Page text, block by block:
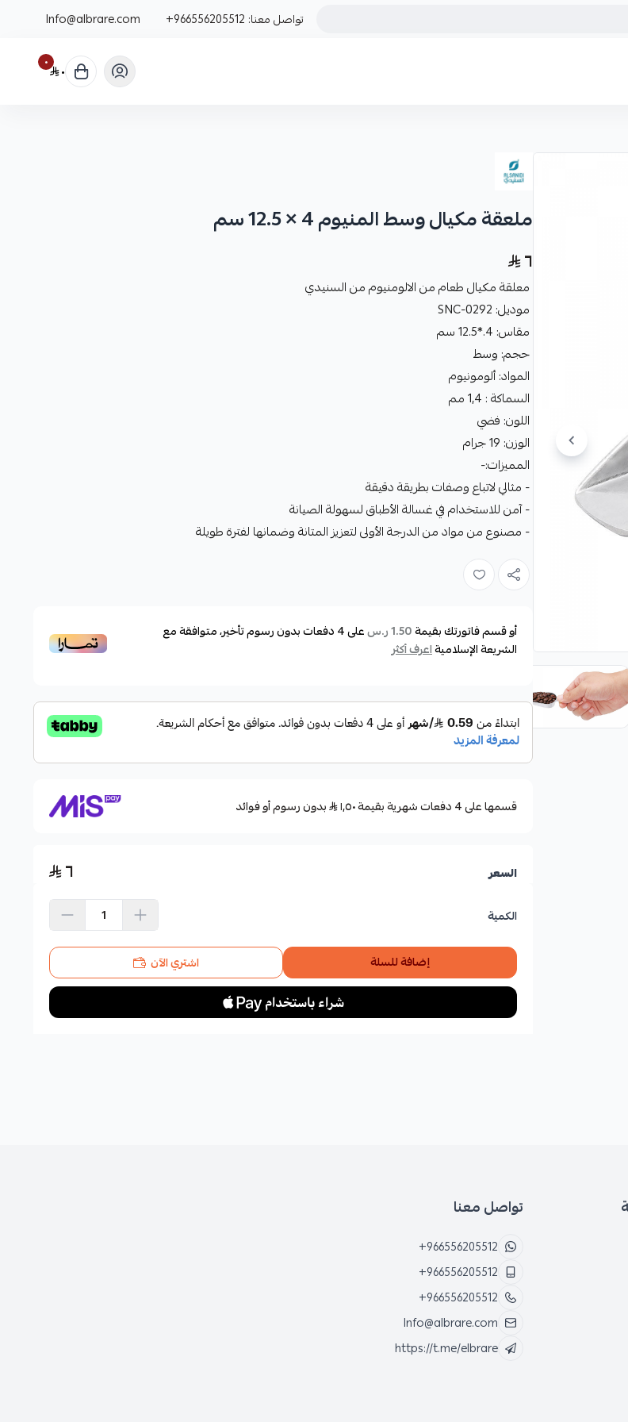
تواصل معنا: +966556205512
Info@albrare.com
٠ ٠
ملعقة مكيال وسط المنيوم 4 × 12.5 سم
٦
معلقة مكيال طعام من الالومنيوم من السنيدي
موديل: SNC-0292
مقاس: 4.*12.5 سم
حجم: وسط
المواد: ألومونيوم
السماكة : 1,4 مم
اللون: فضي
الوزن: 19 جرام
المميزات:-
- مثالي لاتباع وصفات بطريقة دقيقة
- آمن للاستخدام في غسالة الأطباق لسهولة الصيانة
- مصنوع من مواد من الدرجة الأولى لتعزيز المتانة وضمانها لفترة طويلة
أو قسم فاتورتك بقيمة1.50 ر.س على4دفعات بدون رسوم تأخير، متوافقة مع
الشريعة الإسلاميةاعرف أكثر
قسمها على 4 دفعات شهرية بقيمة ١٫٥٠ بدون رسوم أو فوائد
السعر ٦
الكمية
إضافة للسلة اشتري الآن
تواصل معنا
+966556205512
+966556205512
+966556205512
Info@albrare.com
https://t.me/elbrare